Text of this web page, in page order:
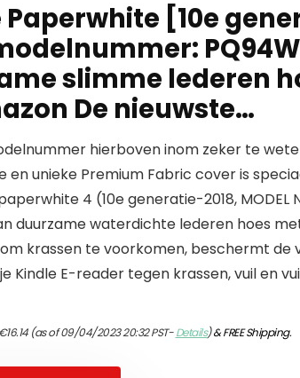
Paperwhite [10e
slimme lederen
De nieuwste…
hierboven inom zeker te
en unieke Premium Fabric cover is
4 (10e generatie-2018, MODEL
duurzame waterdichte lederen hoes
krassen te voorkomen, beschermt de
Kindle E-reader tegen krassen, vuil en
€16.14(as of 09/04/2023 20:32 PST-Details)&FREE Shipping.